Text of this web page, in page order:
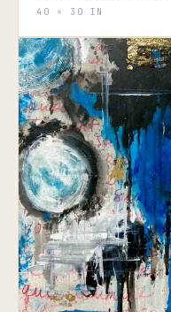
40 × 30 IN